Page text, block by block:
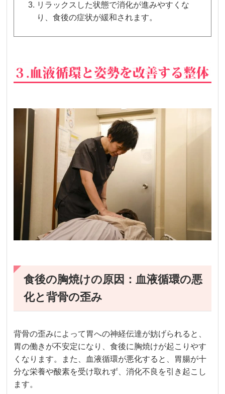
リラックスした状態で消化が進みやすくな
り、食後の症状が緩和されます。
食後の胸焼けの原因：血液循環の悪
化と背骨の歪み
背骨の歪みによって胃への神経伝達が妨げられると、
胃の働きが不安定になり、食後に胸焼けが起こりやす
くなります。また、血液循環が悪化すると、胃腸が十
分な栄養や酸素を受け取れず、消化不良を引き起こし
ます。